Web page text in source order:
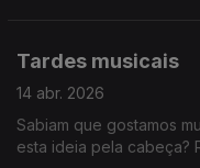
Tardes musicais
14 abr. 2026
Sabiam que gostamos
esta ideia pela cabeça?